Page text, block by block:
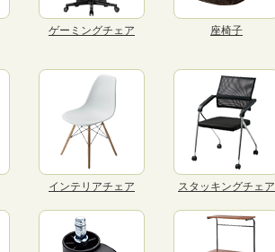
ゲーミングチェア 座椅子
インテリアチェア スタッキングチェア